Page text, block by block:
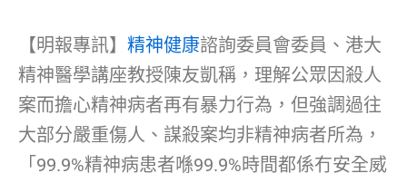
【明報專訊】 精神健康諮詢委員會委員、港大
精神醫學講座教授陳友凱稱，理解公眾因殺人
案而擔心精神病者再有暴力行為，但強調過往
大部分嚴重傷人、謀殺案均非精神病者所為，
「99.9%精神病患者喺99.9%時間都係冇安全威